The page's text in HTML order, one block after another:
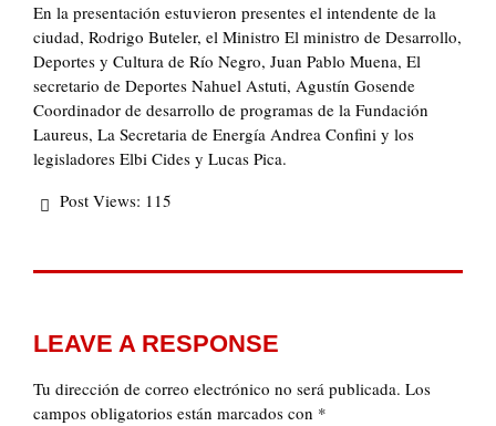
En la presentación estuvieron presentes el intendente de la
ciudad, Rodrigo Buteler, el Ministro El ministro de Desarrollo,
Deportes y Cultura de Río Negro, Juan Pablo Muena, El
secretario de Deportes Nahuel Astuti, Agustín Gosende
Coordinador de desarrollo de programas de la Fundación
Laureus, La Secretaria de Energía Andrea Confini y los
legisladores Elbi Cides y Lucas Pica.
Post Views: 115
LEAVE A RESPONSE
Tu dirección de correo electrónico no será publicada. Los
campos obligatorios están marcados con *